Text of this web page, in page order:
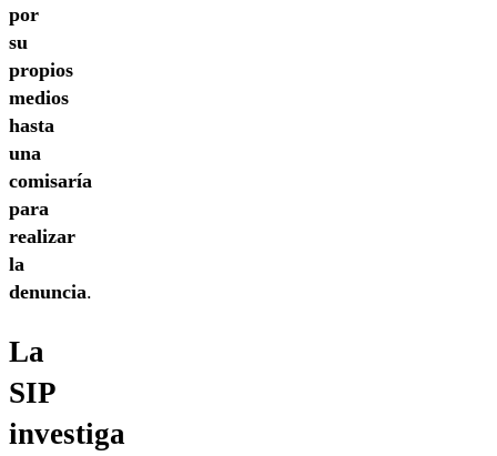
por
su
propios
medios
hasta
una
comisaría
para
realizar
la
denuncia.
La
SIP
investiga